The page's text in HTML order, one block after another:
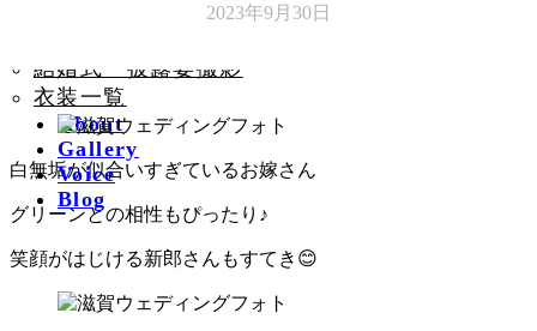
ッ
移
結婚式・披露宴撮影
衣装一覧
About
Gallery
Voice
Blog
2023年9月30日
白無垢が似合いすぎているお嫁さん
グリーンとの相性もぴったり♪
笑顔がはじける新郎さんもすてき😊